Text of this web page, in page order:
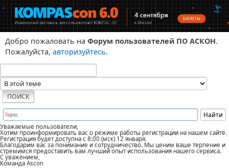
Добро пожаловать на Форум пользователей ПО АСКОН.
Пожалуйста, авторизуйтесь.
Уважаемые пользователи,
Хотим проинформировать вас о режиме работы регистрации на нашем сайте.
Регистрация будет доступна с 8:00 (мск) 12 января.
Благодарим вас за понимание и сотрудничество. Мы ценим ваше терпение и
стремимся предоставить вам лучший опыт использования нашего сервиса.
С уважением,
Команда Ascon